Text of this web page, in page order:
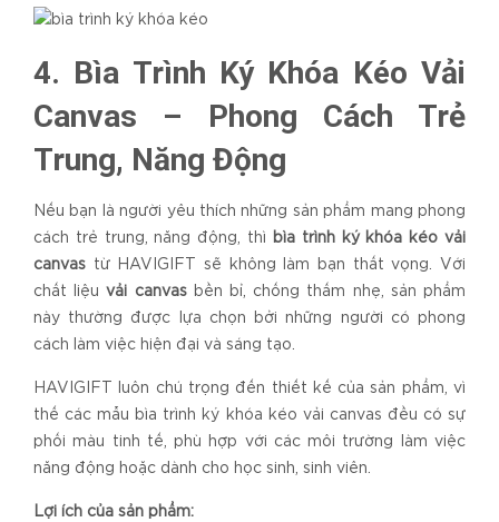
4. Bìa Trình Ký Khóa Kéo Vải
Canvas – Phong Cách Trẻ
Trung, Năng Động
Nếu bạn là người yêu thích những sản phẩm mang phong
cách trẻ trung, năng động, thì
bìa trình ký khóa kéo vải
canvas từ HAVIGIFT sẽ không làm bạn thất vọng. Với
chất liệuvải canvasbền bỉ, chống thấm nhẹ, sản phẩm
này thường được lựa chọn bởi những người có phong
cách làm việc hiện đại và sáng tạo.
HAVIGIFT luôn chú trọng đến thiết kế của sản phẩm, vì
thế các mẫu bìa trình ký khóa kéo vải canvas đều có sự
phối màu tinh tế, phù hợp với các môi trường làm việc
năng động hoặc dành cho học sinh, sinh viên.
Lợi ích của sản phẩm: